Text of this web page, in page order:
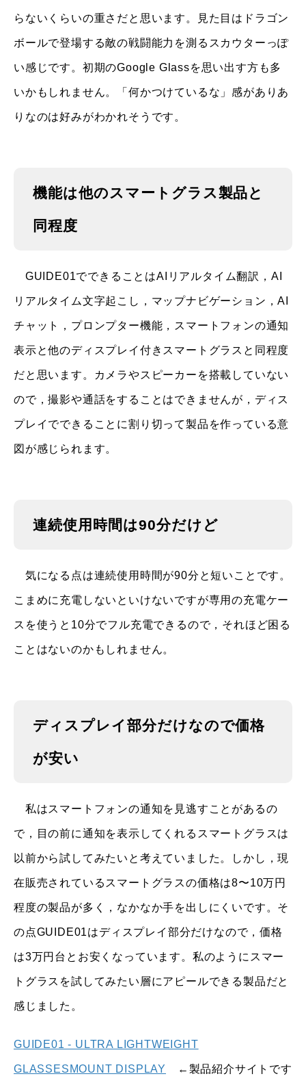
らないくらいの重さだと思います。見た目はドラゴン
ボールで登場する敵の戦闘能力を測るスカウターっぽ
い感じです。初期のGoogle Glassを思い出す方も多
いかもしれません。「何かつけているな」感がありあ
りなのは好みがわかれそうです。
機能は他のスマートグラス製品と
同程度
GUIDE01でできることはAIリアルタイム翻訳，AI
リアルタイム文字起こし，マップナビゲーション，AI
チャット，プロンプター機能，スマートフォンの通知
表示と他のディスプレイ付きスマートグラスと同程度
だと思います。カメラやスピーカーを搭載していない
ので，撮影や通話をすることはできませんが，ディス
プレイでできることに割り切って製品を作っている意
図が感じられます。
連続使用時間は90分だけど
気になる点は連続使用時間が90分と短いことです。
こまめに充電しないといけないですが専用の充電ケー
スを使うと10分でフル充電できるので，それほど困る
ことはないのかもしれません。
ディスプレイ部分だけなので価格
が安い
私はスマートフォンの通知を見逃すことがあるの
で，目の前に通知を表示してくれるスマートグラスは
以前から試してみたいと考えていました。しかし，現
在販売されているスマートグラスの価格は8〜10万円
程度の製品が多く，なかなか手を出しにくいです。そ
の点GUIDE01はディスプレイ部分だけなので，価格
は3万円台とお安くなっています。私のようにスマー
トグラスを試してみたい層にアピールできる製品だと
感じました。
GUIDE01 - ULTRA LIGHTWEIGHT
GLASSESMOUNT DISPLAY ←製品紹介サイトです